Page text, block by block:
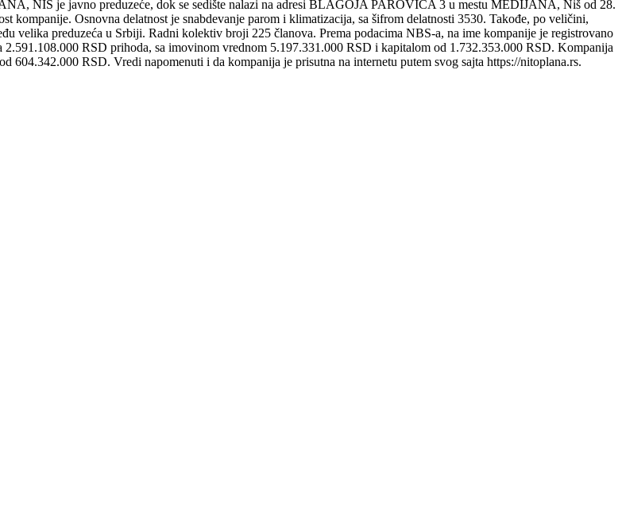
NIŠ je javno preduzeće, dok se sedište nalazi na adresi BLAGOJA PAROVIĆA 3 u mestu MEDIJANA, Niš od 28.
kompanije. Osnovna delatnost je snabdevanje parom i klimatizacija, sa šifrom delatnosti 3530. Takođe, po veličini,
preduzeća u Srbiji. Radni kolektiv broji 225 članova. Prema podacima NBS-a, na ime kompanije je registrovano
RSD prihoda, sa imovinom vrednom 5.197.331.000 RSD i kapitalom od 1.732.353.000 RSD. Kompanija
RSD. Vredi napomenuti i da kompanija je prisutna na internetu putem svog sajta https://nitoplana.rs.